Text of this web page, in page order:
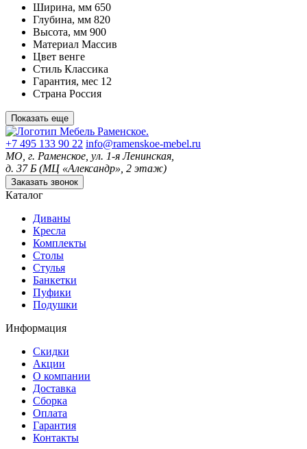
Ширина, мм 650
Глубина, мм 820
Высота, мм 900
Материал Массив
Цвет венге
Стиль Классика
Гарантия, мес 12
Страна Россия
Показать еще
+7 495 133 90 22 info@ramenskoe-mebel.ru
МО, г. Раменское, ул. 1-я Ленинская,
д. 37 Б (МЦ «Александр», 2 этаж)
Заказать звонок
Каталог
Диваны
Кресла
Комплекты
Столы
Стулья
Банкетки
Пуфики
Подушки
Информация
Скидки
Акции
О компании
Доставка
Сборка
Оплата
Гарантия
Контакты